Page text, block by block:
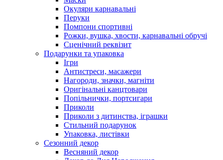
Окуляри карнавальні
Перуки
Помпони спортивні
Рожки, вушка, хвости, карнавальні обручі
Сценічний реквізит
Подарунки та упаковка
Ігри
Антистреси, масажери
Нагороди, значки, магніти
Оригінальні канцтовари
Попільнички, портсигари
Приколи
Приколи з дитинства, іграшки
Стильний подарунок
Упаковка, листівки
Сезонний декор
Весняний декор